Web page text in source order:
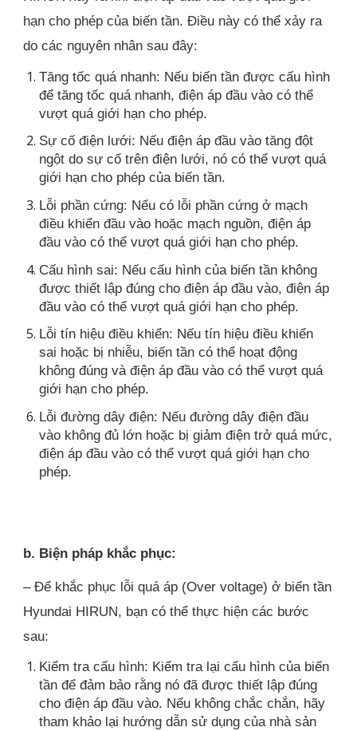
hạn cho phép của biến tần. Điều này có thể xảy ra
do các nguyên nhân sau đây:
Tăng tốc quá nhanh: Nếu biến tần được cấu hình
để tăng tốc quá nhanh, điện áp đầu vào có thể
vượt quá giới hạn cho phép.
Sự cố điện lưới: Nếu điện áp đầu vào tăng đột
ngột do sự cố trên điện lưới, nó có thể vượt quá
giới hạn cho phép của biến tần.
Lỗi phần cứng: Nếu có lỗi phần cứng ở mạch
điều khiển đầu vào hoặc mạch nguồn, điện áp
đầu vào có thể vượt quá giới hạn cho phép.
Cấu hình sai: Nếu cấu hình của biến tần không
được thiết lập đúng cho điện áp đầu vào, điện áp
đầu vào có thể vượt quá giới hạn cho phép.
Lỗi tín hiệu điều khiển: Nếu tín hiệu điều khiển
sai hoặc bị nhiễu, biến tần có thể hoạt động
không đúng và điện áp đầu vào có thể vượt quá
giới hạn cho phép.
Lỗi đường dây điện: Nếu đường dây điện đầu
vào không đủ lớn hoặc bị giảm điện trở quá mức,
điện áp đầu vào có thể vượt quá giới hạn cho
phép.
b. Biện pháp khắc phục:
– Để khắc phục lỗi quá áp (Over voltage) ở biến tần
Hyundai HIRUN, bạn có thể thực hiện các bước
sau:
Kiểm tra cấu hình: Kiểm tra lại cấu hình của biến
tần để đảm bảo rằng nó đã được thiết lập đúng
cho điện áp đầu vào. Nếu không chắc chắn, hãy
tham khảo lại hướng dẫn sử dụng của nhà sản